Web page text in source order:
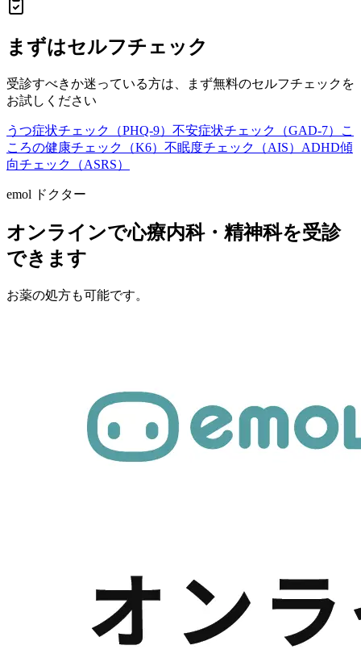
まずはセルフチェック
受診すべきか迷っている方は、まず無料のセルフチェックを
お試しください
うつ症状チェック（PHQ-9） 不安症状チェック（GAD-7）
こ
ころの健康チェック（K6） 不眠度チェック（AIS） ADHD傾
向チェック（ASRS）
emol ドクター
オンラインで心療内科・精神科を受診
できます
お薬の処方も可能です。